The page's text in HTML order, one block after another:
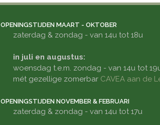
OPENINGSTIJDEN MAART - OKTOBER
zaterdag & zondag - van 14u tot 18u
in juli en augustus:
woensdag t.e.m. zondag - van 14u tot
mét gezellige zomerbar CAVEA aan de
OPENINGSTIJDEN NOVEMBER & FEBRUARI
zaterdag & zondag - van 14u tot 17u